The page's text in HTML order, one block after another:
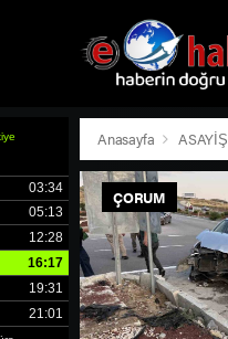
Anasayfa ASAYİŞ
ÇORUM